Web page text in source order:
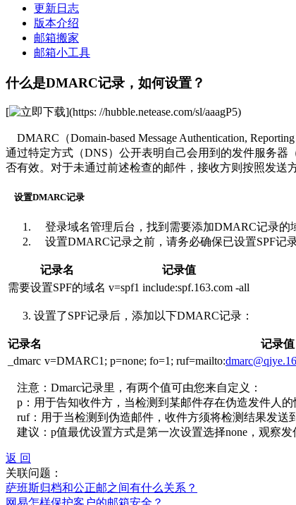
更新日志
版本介绍
邮箱搬家
邮箱小工具
什么是DMARC记录，如何设置？
[ ](https: //hubble.netease.com/sl/aaagP5)
DMARC（Domain-based Message Authentication,
通过特定方式（DNS）公开表明自己会用到的发件服务
否有效。对于未通过前述检查的邮件，接收方则按照发送
设置DMARC记录
登录域名管理后台，找到需要添加DMARC记录的
设置DMARC记录之前，请务必确保已设置SPF记
记录名
记录值
需要设置SPF的域名 v=spf1 include:spf.163.com -all
设置了SPF记录后，添加以下DMARC记录：
记录名
记录值
_dmarc v=DMARC1; p=none; fo=1; ruf=mailto:
注意：Dmarc记录里，有两个值可由您来自定义：
p：用于告知收件方，当检测到某邮件存在伪造发件人的
ruf：用于当检测到伪造邮件，收件方须将检测结果发送
建议：p值最优设置方式是第一次设置选择none，观察发
返 回
关联问题：
萨班斯归档和公正邮之间有什么关系？
网易怎样保护客户的邮箱安全？